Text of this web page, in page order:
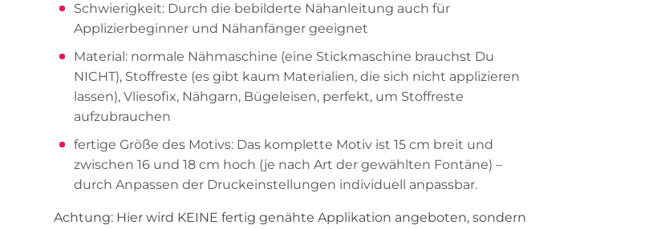
Schwierigkeit: Durch die bebilderte Nähanleitung auch für
Applizierbeginner und Nähanfänger geeignet
Material: normale Nähmaschine (eine Stickmaschine brauchst Du
NICHT), Stoffreste (es gibt kaum Materialien, die sich nicht applizieren
lassen), Vliesofix, Nähgarn, Bügeleisen, perfekt, um Stoffreste
aufzubrauchen
fertige Größe des Motivs: Das komplette Motiv ist 15 cm breit und
zwischen 16 und 18 cm hoch (je nach Art der gewählten Fontäne) –
durch Anpassen der Druckeinstellungen individuell anpassbar.
Achtung: Hier wird KEINE fertig genähte Applikation angeboten, sondern